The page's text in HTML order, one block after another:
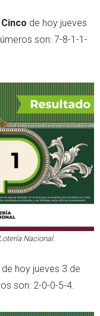
de hoy jueves
son: 7-8-1-1-
Nacional.
de hoy jueves 3 de
son: 2-0-0-5-4.